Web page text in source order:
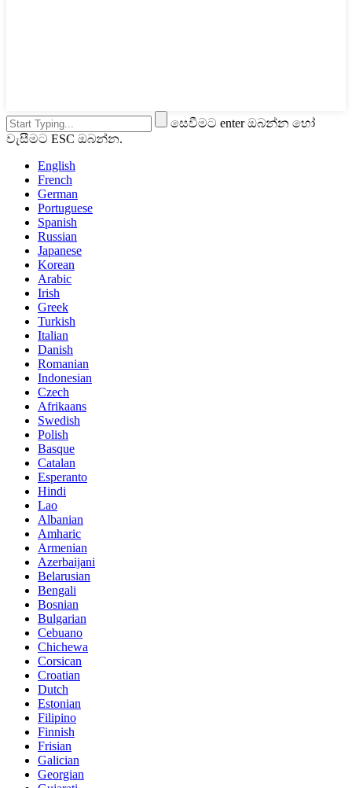
සෙවීමට enter ඔබන්න හෝ
වැසීමට ESC ඔබන්න.
English
French
German
Portuguese
Spanish
Russian
Japanese
Korean
Arabic
Irish
Greek
Turkish
Italian
Danish
Romanian
Indonesian
Czech
Afrikaans
Swedish
Polish
Basque
Catalan
Esperanto
Hindi
Lao
Albanian
Amharic
Armenian
Azerbaijani
Belarusian
Bengali
Bosnian
Bulgarian
Cebuano
Chichewa
Corsican
Croatian
Dutch
Estonian
Filipino
Finnish
Frisian
Galician
Georgian